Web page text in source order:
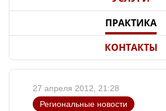
ПРАКТИКА
КОНТАКТЫ
27 апреля 2012, 21:28
Региональные новости